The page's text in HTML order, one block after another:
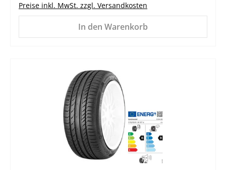
Preise inkl. MwSt. zzgl. Versandkosten
In den Warenkorb